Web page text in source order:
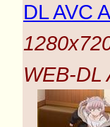
DL AVC
WEB-DL